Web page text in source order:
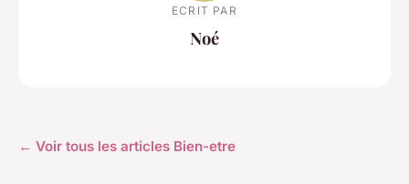
ECRIT PAR
Noé
← Voir tous les articles Bien-etre